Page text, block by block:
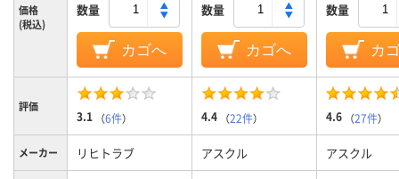
価格
(税込)
数量
カゴへ
数量
カゴへ
数量
カ
評価
3.1 （6件） 4.4 （22件） 4.6 （27件）
メーカー リヒトラブ アスクル アスクル